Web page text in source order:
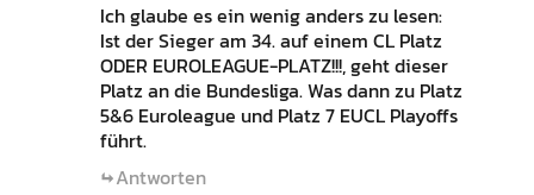
Ich glaube es ein wenig anders zu lesen:
Ist der Sieger am 34. auf einem CL Platz
ODER EUROLEAGUE-PLATZ!!!, geht dieser
Platz an die Bundesliga. Was dann zu Platz
5&6 Euroleague und Platz 7 EUCL Playoffs
führt.
Antworten